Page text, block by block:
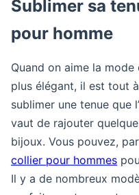
Sublimer sa
pour homme
Quand on aime la
plus élégant, il est tout
sublimer une tenue que
vaut de rajouter
bijoux. Vous pouvez,
collier pour hommes
Il y a de nombreux